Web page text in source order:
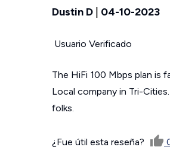
Dustin D 04-10-2023
Usuario Verificado
The HiFi 100 Mbps plan is
Local company in Tri-
folks.
¿Fue útil esta reseña?